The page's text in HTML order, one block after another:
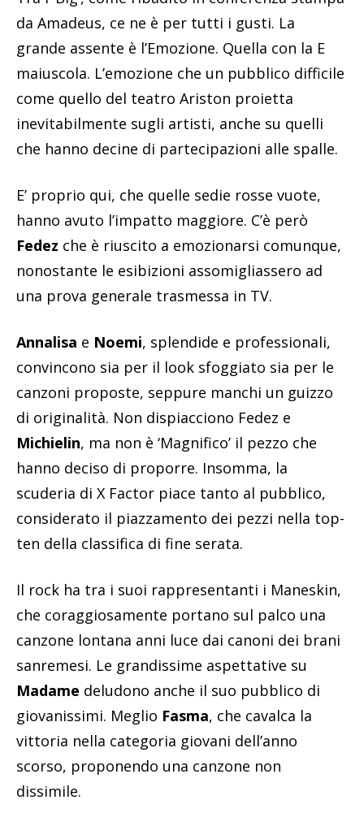
da Amadeus, ce ne è per tutti i gusti. La
grande assente è l’Emozione. Quella con la E
maiuscola. L’emozione che un pubblico difficile
come quello del teatro Ariston proietta
inevitabilmente sugli artisti, anche su quelli
che hanno decine di partecipazioni alle spalle.
E’ proprio qui, che quelle sedie rosse vuote,
hanno avuto l’impatto maggiore. C’è però
Fedez che è riuscito a emozionarsi comunque,
nonostante le esibizioni assomigliassero ad
una prova generale trasmessa in TV.
Annalisa e Noemi, splendide e professionali,
convincono sia per il look sfoggiato sia per le
canzoni proposte, seppure manchi un guizzo
di originalità. Non dispiacciono Fedez e
Michielin, ma non è ‘Magnifico’ il pezzo che
hanno deciso di proporre. Insomma, la
scuderia di X Factor piace tanto al pubblico,
considerato il piazzamento dei pezzi nella top-
ten della classifica di fine serata.
Il rock ha tra i suoi rappresentanti i Maneskin,
che coraggiosamente portano sul palco una
canzone lontana anni luce dai canoni dei brani
sanremesi. Le grandissime aspettative su
Madame deludono anche il suo pubblico di
giovanissimi. Meglio Fasma, che cavalca la
vittoria nella categoria giovani dell’anno
scorso, proponendo una canzone non
dissimile.